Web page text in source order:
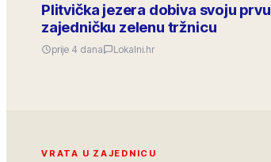
Plitvička jezera dobiva svoju prvu
zajedničku zelenu tržnicu
prije 4 dana Lokalni.hr
VRATA U ZAJEDNICU